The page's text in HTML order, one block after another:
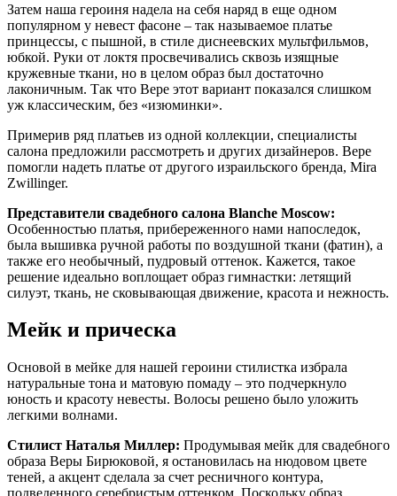
Затем наша героиня надела на себя наряд в еще одном
популярном у невест фасоне – так называемое платье
принцессы, с пышной, в стиле диснеевских мультфильмов,
юбкой. Руки от локтя просвечивались сквозь изящные
кружевные ткани, но в целом образ был достаточно
лаконичным. Так что Вере этот вариант показался слишком
уж классическим, без «изюминки».
Примерив ряд платьев из одной коллекции, специалисты
салона предложили рассмотреть и других дизайнеров. Вере
помогли надеть платье от другого израильского бренда, Mira
Zwillinger.
Представители свадебного салона Blanche Moscow:
Особенностью платья, прибереженного нами напоследок,
была вышивка ручной работы по воздушной ткани (фатин), а
также его необычный, пудровый оттенок. Кажется, такое
решение идеально воплощает образ гимнастки: летящий
силуэт, ткань, не сковывающая движение, красота и нежность.
Мейк и прическа
Основой в мейке для нашей героини стилистка избрала
натуральные тона и матовую помаду – это подчеркнуло
юность и красоту невесты. Волосы решено было уложить
легкими волнами.
Стилист Наталья Миллер: Продумывая мейк для свадебного
образа Веры Бирюковой, я остановилась на нюдовом цвете
теней, а акцент сделала за счет ресничного контура,